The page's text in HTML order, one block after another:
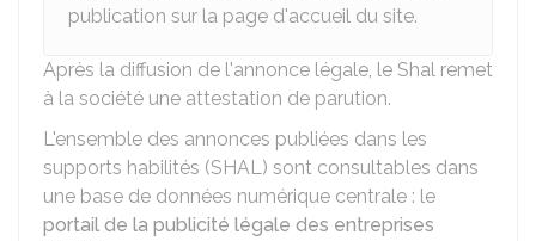
publication sur la page d'accueil du site.
Après la diffusion de l'annonce légale, le Shal remet
à la société une attestation de parution.
L'ensemble des annonces publiées dans les
supports habilités (SHAL) sont consultables dans
une base de données numérique centrale : le
portail de la publicité légale des entreprises